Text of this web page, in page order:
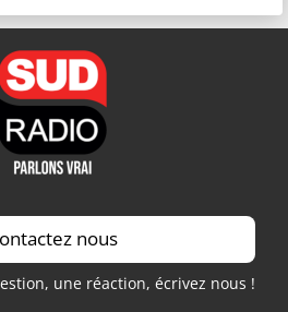
nous
une réaction, écrivez nous !